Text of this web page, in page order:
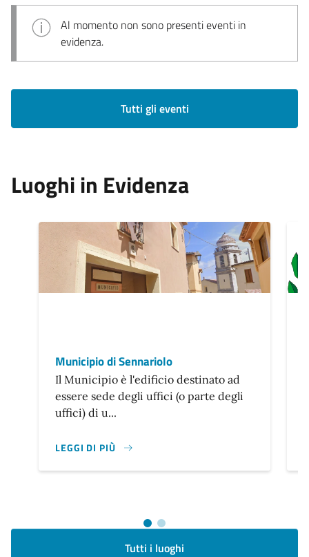
Al momento non sono presenti eventi in
evidenza.
Tutti gli eventi
Luoghi in Evidenza
Municipio di Sennariolo
Il Municipio è l'edificio destinato ad
essere sede degli uffici (o parte degli
uffici) di u...
LEGGI DI PIÙ
Tutti i luoghi